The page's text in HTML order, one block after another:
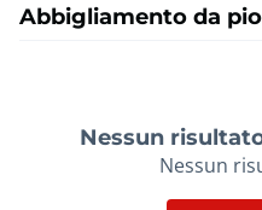
Abbigliamento da
Nessun
Nessun